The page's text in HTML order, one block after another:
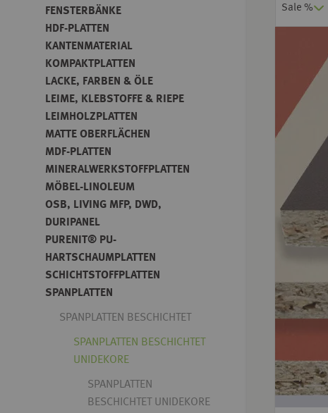
Sale %
FENSTERBÄNKE
HDF-PLATTEN
KANTENMATERIAL
KOMPAKTPLATTEN
LACKE, FARBEN & ÖLE
LEIME, KLEBSTOFFE & RIEPE
LEIMHOLZPLATTEN
MATTE OBERFLÄCHEN
MDF-PLATTEN
MINERALWERKSTOFFPLATTEN
MÖBEL-LINOLEUM
OSB, LIVING MFP, DWD,
DURIPANEL
PURENIT® PU-
HARTSCHAUMPLATTEN
SCHICHTSTOFFPLATTEN
SPANPLATTEN
SPANPLATTEN BESCHICHTET
SPANPLATTEN BESCHICHTET
UNIDEKORE
SPANPLATTEN
BESCHICHTET UNIDEKORE